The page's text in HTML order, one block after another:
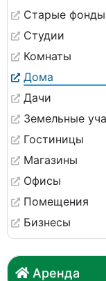
Старые фонды
Студии
Комнаты
Дома
Дачи
Земельные
Гостиницы
Магазины
Офисы
Помещения
Бизнесы
Аренда